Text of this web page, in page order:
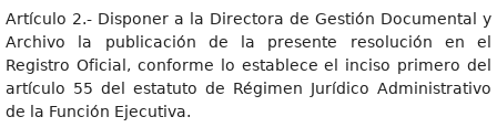
Artículo 2.- Disponer a la Directora de Gestión Documental y
Archivo la publicación de la presente resolución en el
Registro Oficial, conforme lo establece el inciso primero del
artículo 55 del estatuto de Régimen Jurídico Administrativo
de la Función Ejecutiva.